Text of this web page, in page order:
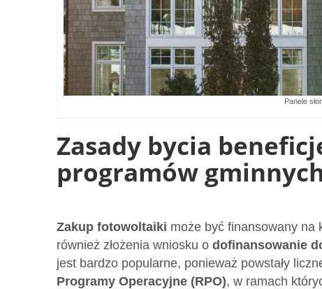
Panele
Zasady bycia
programów
Zakup fotowoltaiki może być finansowany na
również złożenia wniosku o dofinansowanie
jest bardzo popularne, ponieważ powstały
Programy Operacyjne (RPO), w ramach